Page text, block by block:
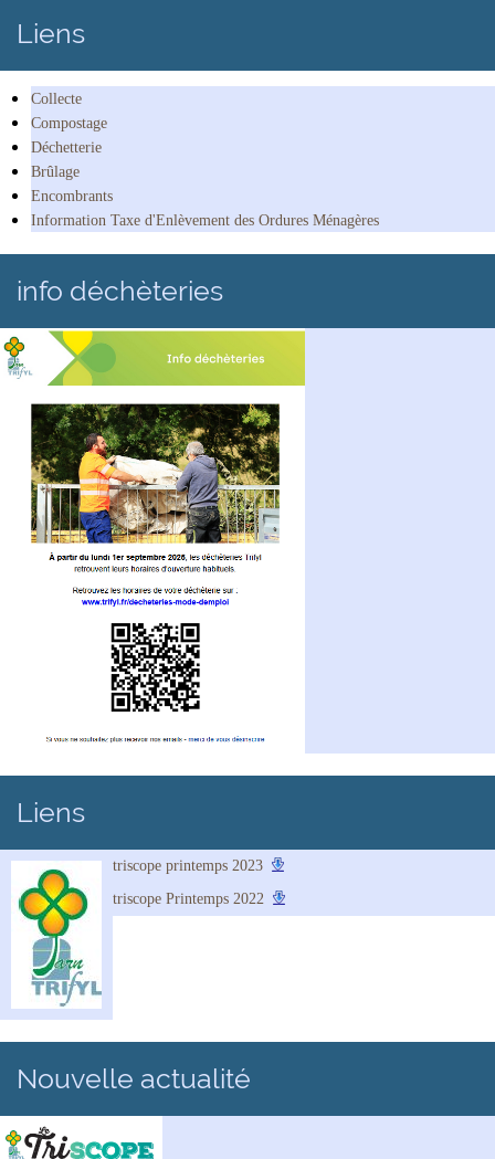
Liens
Collecte
Compostage
Déchetterie
Brûlage
Encombrants
Information Taxe d'Enlèvement des Ordures Ménagères
info déchèteries
Liens
triscope printemps 2023
triscope Printemps 2022
Nouvelle actualité